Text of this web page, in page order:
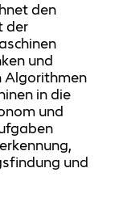
den
der
und
Algorithmen
in die
und
und